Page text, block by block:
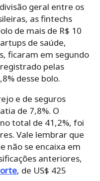
geral entre os
as fintechs
de mais de R$ 10
de saúde,
ficaram em segundo
pelas
desse bolo.
e de seguros
de 7,8%. O
total de 41,2%, foi
Vale lembrar que
não se encaixa em
anteriores,
, de US$ 425